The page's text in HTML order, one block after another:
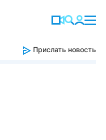
Прислать новость